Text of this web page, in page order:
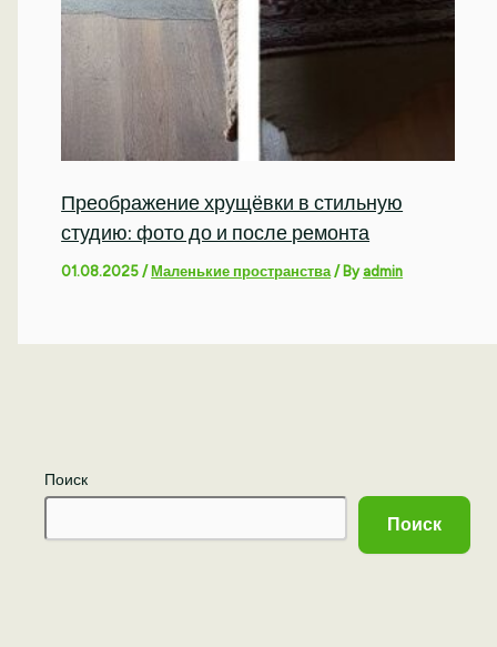
Поиск
Поиск
Преображение хрущёвки в стильную
студию: фото до и после ремонта
01.08.2025/ Маленькие пространства/ Byadmin